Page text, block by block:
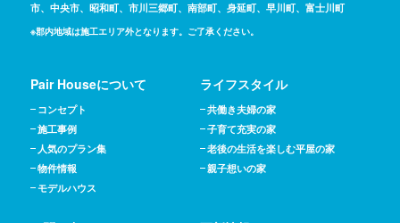
市、中央市、昭和町、市川三郷町、南部町、身延町、早川町、富士川町
※郡内地域は施工エリア外となります。ご了承ください。
Pair Houseについて
コンセプト
施工事例
人気のプラン集
物件情報
モデルハウス
ライフスタイル
共働き夫婦の家
子育て充実の家
老後の生活を楽しむ平屋の家
親子想いの家